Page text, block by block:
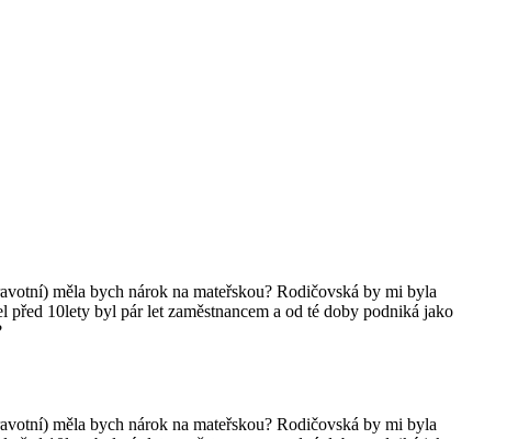
měla bych nárok na mateřskou? Rodičovská by mi byla
10lety byl pár let zaměstnancem a od té doby podniká jako
měla bych nárok na mateřskou? Rodičovská by mi byla